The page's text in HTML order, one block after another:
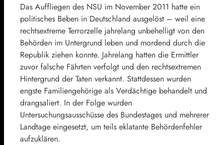
Das Auffliegen des NSU im November 2011 hatte ein
politisches Beben in Deutschland ausgelöst – weil eine
rechtsextreme Terrorzelle jahrelang unbehelligt von den
Behörden im Untergrund leben und mordend durch die
Republik ziehen konnte. Jahrelang hatten die Ermittler
zuvor falsche Fährten verfolgt und den rechtsextremen
Hintergrund der Taten verkannt. Stattdessen wurden
engste Familiengehörige als Verdächtige behandelt und
drangsaliert. In der Folge wurden
Untersuchungsausschüsse des Bundestages und mehrerer
Landtage eingesetzt, um teils eklatante Behördenfehler
aufzuklären.